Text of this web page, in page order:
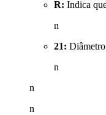
R: Indica
n
21:
n
n
n